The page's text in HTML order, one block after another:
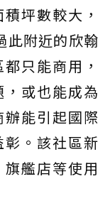
積坪數較大，
此附近的欣翰
只能商用，
或也能成為
能引起國際
。該社區新
艦店等使用